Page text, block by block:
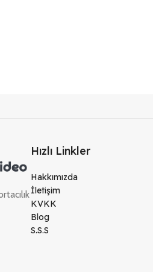
Hızlı Linkler
Hakkımızda
İletişim
KVKK
Blog
S.S.S